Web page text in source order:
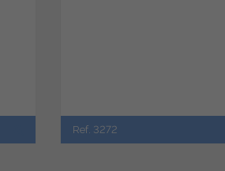
Ref. 3272